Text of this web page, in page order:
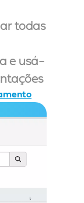
todas
e usá-